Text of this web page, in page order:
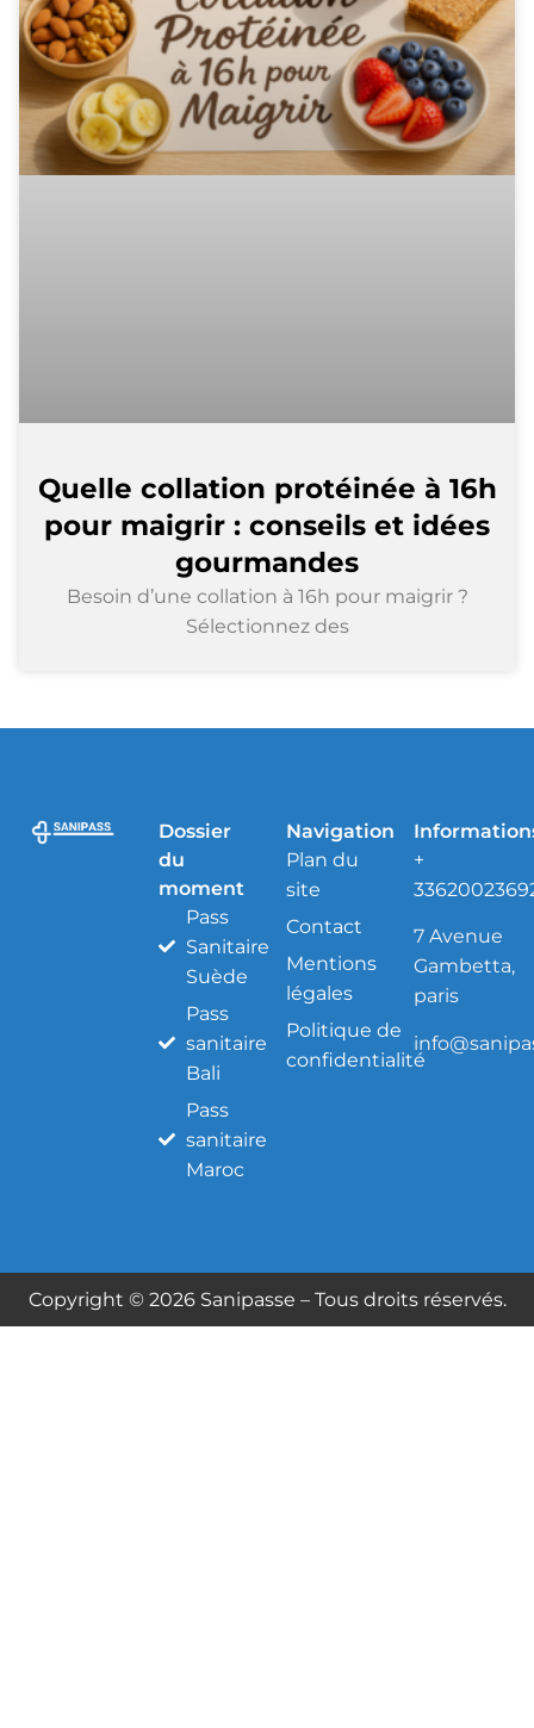
Quelle collation protéinée à 16h
pour maigrir : conseils et idées
gourmandes
Besoin d’une collation à 16h pour maigrir ?
Sélectionnez des
Dossier
du
moment
Pass
Sanitaire
Suède
Pass
sanitaire
Bali
Pass
sanitaire
Maroc
Navigation
Plan du
site
Contact
Mentions
légales
Politique de
confidentialité
+
7 Avenue
Gambetta,
paris
Copyright © 2026 Sanipasse – Tous droits réservés.